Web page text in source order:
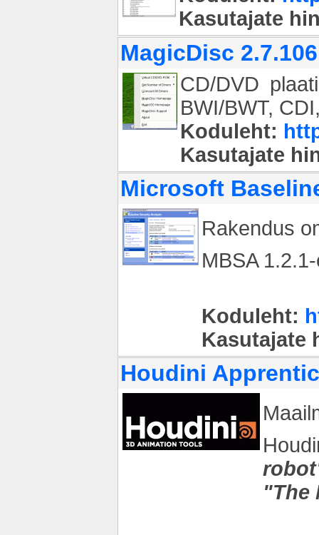
Kasutajate
MagicDisc 2.7.106
CD/DVD
BWI/BWT,
Koduleht:
Kasutajate
Microsoft
Rakendus
MBSA
Koduleht:
Kasutajate
Houdini
"The